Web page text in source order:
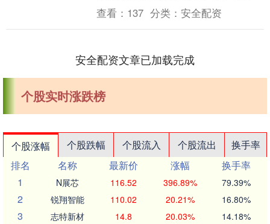
客户开发此类产品时遭遇的种种挫折融合
配资，或是在内部....
查看： 137 分类： 安全配资
安全配资文章已加载完成
个股实时涨跌榜
个股涨幅 个股跌幅 个股流入 个股流出
换手率
排名
名称 最新价 涨幅
换手率
1
N展芯 116.52 396.89% 79.39%
2 锐翔智能 110.02 20.21% 16.80%
3 志特新材 14.8 20.03% 14.18%